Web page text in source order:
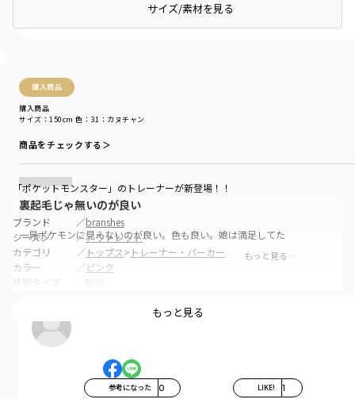
購入商品
購入商品
サイズ：150cm 色：31：カヌチャン
商品をチェックする＞
裏起毛じゃ無いのが良い
一見ポケモンに見えないのが良い。色も良い。娘は満足してた
もっと見る…
参考になった 0 LIKE! 1
サイズ/素材を見る
「ポケットモンスター」のトレーナーが新登場！！
ブランド ／branshes
シーズン
／アウトレット
カテゴリ
／トップス> トレーナー・パーカー
カラー
／ピンク
性別タイプ
BOY
もっと見る